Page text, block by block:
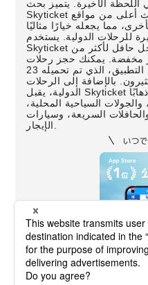
الأخيرة. يتميز بحث
Skyticket عن الرحلات الدولية بسرعة بحث أعلى من مواقع
مما يجعله خيارًا مثاليًا
للرحلات الدولية. يستخدم
Skyticket المسافرين حول العالم، وله سجل حافل لأكثر من
مخفضة. يمكنك حجز رحلات
مخفضة بسهولة باستخدام التطبيق، الذي تم تحميله 23
بالإضافة إلى الرحلات
الدولية، يقبل Skyticket أيضًا حجوزات الرحلات الداخلية ذهابًا
والجولات السياحية المحلية،
السريعة، وسيارات